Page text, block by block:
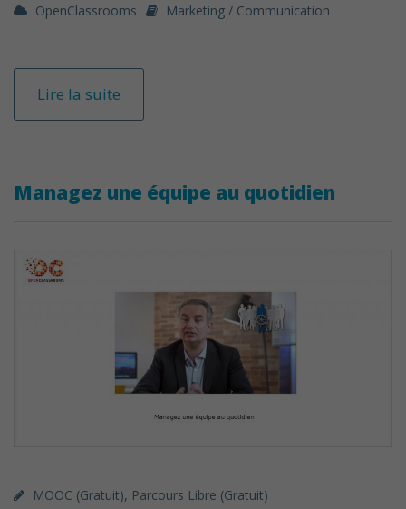
OpenClassrooms
Marketing / Communication
Lire la suite
Managez une équipe au quotidien
MOOC (gratuit), Parcours Libre (gratuit)